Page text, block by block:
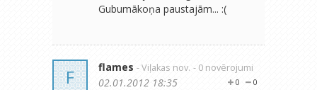
Gubumākoņa paustajām... :(
F flames - Viļakas nov. - 0 novērojumi
0
0
02.01.2012 18:35